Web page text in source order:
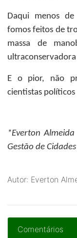
Daqui menos
fomos feitos de
massa de
E o pior, não
cientistas políticos
*Everton Almeida
Gestão de Cidades
Autor: Everton
Comentários